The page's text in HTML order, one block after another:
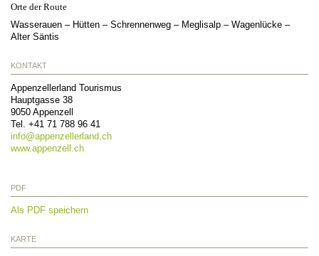
Orte der Route
Wasserauen – Hütten – Schrennenweg – Meglisalp – Wagenlücke –
Alter Säntis
KONTAKT
Appenzellerland Tourismus
Hauptgasse 38
9050 Appenzell
Tel. +41 71 788 96 41
info@appenzellerland.ch
www.appenzell.ch
PDF
Als PDF speichern
KARTE